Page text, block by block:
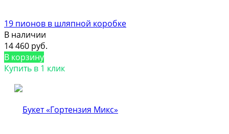
19 пионов в шляпной коробке
В наличии
14 460 руб.
В корзину
Купить в 1 клик